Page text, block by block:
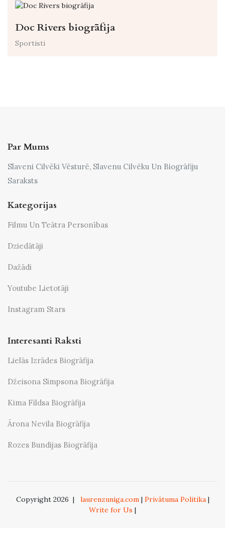
Doc Rivers biogrāfija
Sportisti
Par Mums
Slaveni Cilvēki Vēsturē, Slavenu Cilvēku Un Biogrāfiju
Saraksts
Kategorijas
Filmu Un Teātra Personības
Dziedātāji
Dažādi
Youtube Lietotāji
Instagram Stars
Interesanti Raksti
Lielās Izrādes Biogrāfija
Džeisona Simpsona Biogrāfija
Kima Fīldsa Biogrāfija
Ārona Nevila Biogrāfija
Rozes Bundijas Biogrāfija
Copyright 2026 | laurenzuniga.com| Privātuma Politika|
Write for Us |